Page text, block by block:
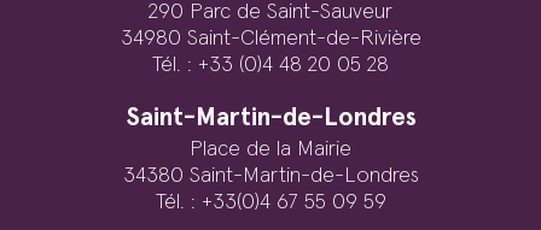
290 Parc de Saint-Sauveur
34980 Saint-Clément-de-Rivière
Tél. : +33 (0)4 48 20 05 28
Saint-Martin-de-Londres
Place de la Mairie
34380 Saint-Martin-de-Londres
Tél. : +33(0)4 67 55 09 59